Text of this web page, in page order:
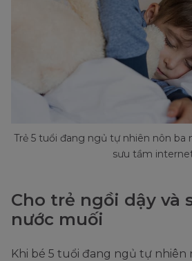
Trẻ 5 tuổi đang ngủ tự nhiên nôn ba
sưu tầm
Cho trẻ ngồi dậy và
nước muối
Khi bé 5 tuổi đang ngủ tự nhiên